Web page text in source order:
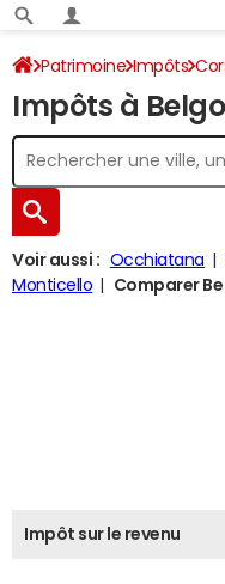
Patrimoine Impôts
Impôt sur le revenu
Impôts à
Voir aussi : Occhiatana
Monticello
Comparer
Impôt sur le revenu